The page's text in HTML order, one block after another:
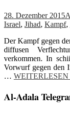
28. Dezember 2015
Israel, Jihad, Kampf,
Der Kampf gegen
diffusen
verkommen. In
Vorwurf gegen den
… WEITERLESEN
Al-Adala